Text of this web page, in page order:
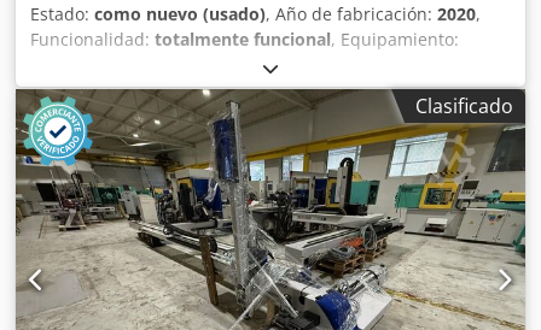
Estado: como nuevo (usado), Año de fabricación: 2020,
Funcionalidad: totalmente funcional, Equipamiento:
, Número de ejes: 3 Alcance:
1300 mm Carga útil: 4 kg Dcedpfxox Urvtj Apbsk X = 300
mm Y = 1000 mm Z = 1300 mm
Clasificado